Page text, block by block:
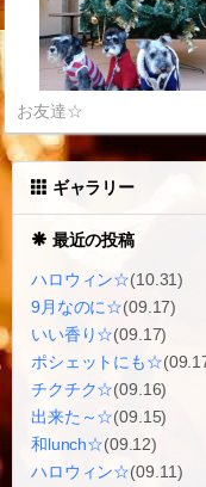
お友達☆
ギャラリー
最近の投稿
ハロウィン☆(10.31)
9月なのに☆(09.17)
いい香り☆(09.17)
ポシェットにも☆
チクチク☆(09.16)
出来た～☆(09.15)
和lunch☆(09.12)
ハロウィン☆(09.11)